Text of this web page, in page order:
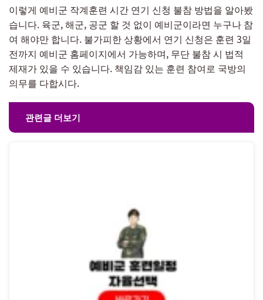
이렇게 예비군 작계훈련 시간 연기 신청 불참 방법을 알아봤
습니다. 육군, 해군, 공군 할 것 없이 예비군이라면 누구나 참
여 해야만 합니다. 불가피한 상황에서 연기 신청은 훈련 3일
전까지 예비군 홈페이지에서 가능하며, 무단 불참 시 법적
제재가 있을 수 있습니다. 책임감 있는 훈련 참여로 국방의
의무를 다합시다.
관련글 더보기